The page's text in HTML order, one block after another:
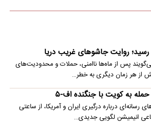
روایت جاشوهای غریب دریا
پس از ماه‌ها ناامنی، حملات و محدودیت‌های
از هر زمان دیگری به خطر…
به کویت با جنگنده اف-۵
رسانه‌ای درباره درگیری ایران و آمریکا، از ساعتی
انیمیشن لگویی جدیدی…